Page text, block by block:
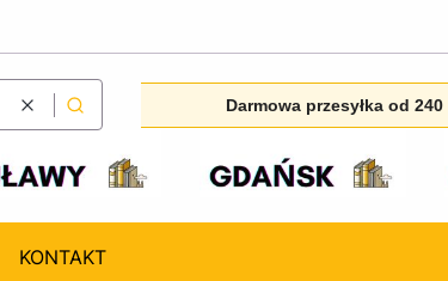
WyczyśćSzukaj Darmowa przesyłka od 240
KONTAKT